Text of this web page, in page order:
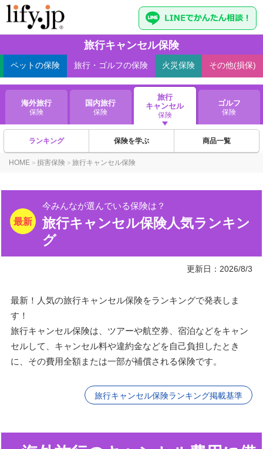
ペットの保険 旅行・ゴルフの保険 火災保険 その他(損保)
海外旅行
保険
国内旅行
保険
旅行
キャンセル
保険
ゴルフ
保険
旅行キャンセル保険
ランキング 保険を学ぶ 商品一覧
HOME > 損害保険 > 旅行キャンセル保険
今みんなが選んでいる保険は？
旅行キャンセル保険人気ランキン
グ
更新日：2026/8/3
最新！人気の旅行キャンセル保険をランキングで発表しま
す！
旅行キャンセル保険は、ツアーや航空券、宿泊などをキャン
セルして、キャンセル料や違約金などを自己負担したとき
に、その費用全額または一部が補償される保険です。
旅行キャンセル保険ランキング掲載基準